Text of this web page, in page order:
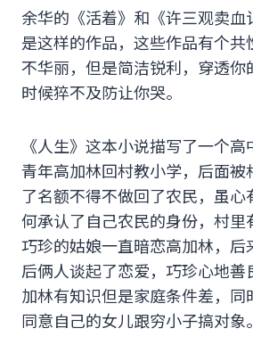
余华的《活着》和《许三观卖血
是这样的作品，这些作品有个共
不华丽，但是简洁锐利，穿透你
时候猝不及防让你哭。
《人生》这本小说描写了一个
青年高加林回村教小学，后面被
了名额不得不做回了农民，虽
何承认了自己农民的身份，村里
巧珍的姑娘一直暗恋高加林，后
后俩人谈起了恋爱，巧珍心地善
加林有知识但是家庭条件差，同
同意自己的女儿跟穷小子搞对象。